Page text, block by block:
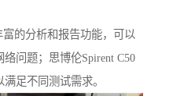
富的分析和报告功能，可以
问题；思博伦Spirent C50
足不同测试需求。